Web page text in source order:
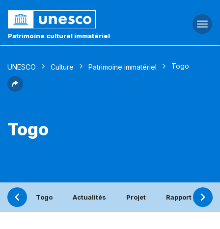
Patrimoine culturel immatériel
UNESCO Culture Patrimoine immatériel Togo
Togo
Togo Actualités Projet Rapport